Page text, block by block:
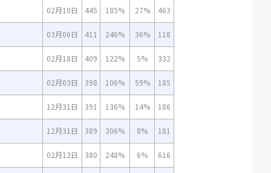
02月10日 445 185% 27% 463
03月06日 411 246% 36% 118
02月18日 409 122% 5% 332
02月03日 398 106% 59% 185
12月31日 391 136% 14% 186
12月31日 389 306% 8% 181
02月12日 380 248% 6% 616